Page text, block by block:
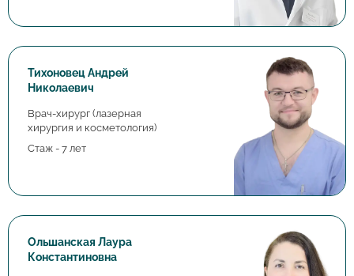
Тихоновец Андрей
Николаевич
Врач-хирург (лазерная
хирургия и косметология)
Стаж - 7 лет
Ольшанская Лаура
Константиновна